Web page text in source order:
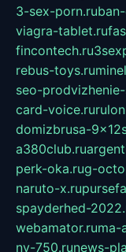
3-sex-porn.ru
viagra-tablet.ru
fincontech.ru
rebus-toys.ru
seo-
card-voice.ru
domizbrusa-
a380club.ru
perk-oka.rug-
naruto-x.ru
spayderhed-
webamator.ruma-
nv-750.runews-